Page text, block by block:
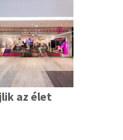
az élet